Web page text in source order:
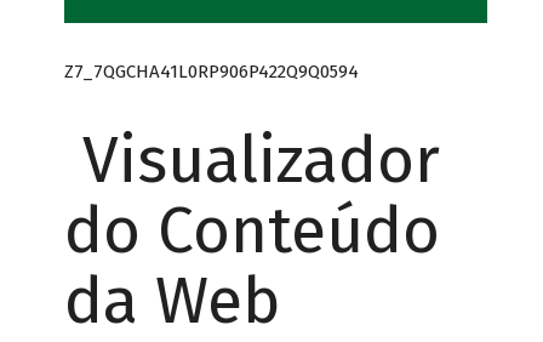
Z7_7QGCHA41L0RP906P422Q9Q0594
Visualizador
do Conteúdo
da Web